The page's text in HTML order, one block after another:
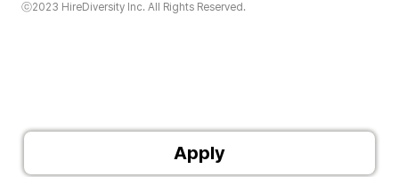
ⓒ2023 HireDiversity Inc. All Rights Reserved.
Apply